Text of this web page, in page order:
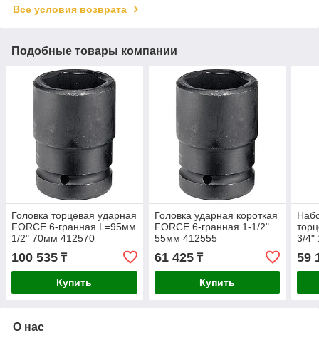
Все условия возврата
Подобные товары компании
Головка торцевая ударная
FORCE 6-гранная L=95мм
1/2" 70мм 412570
100 535 ₸
Купить
Головка ударная короткая
FORCE 6-гранная 1-1/2"
55мм 412555
61 425₸
Купить
3/4"
59
О нас